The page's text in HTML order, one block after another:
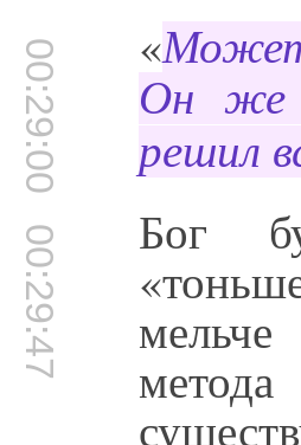
00:29:00 «
Он же
решил
00:29:47 Бог